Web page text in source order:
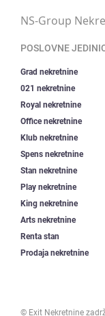
NS-Group
POSLOVNE
Grad nekretnine
021 nekretnine
Royal nekretnine
Office nekretnine
Klub nekretnine
Spens nekretnine
Stan nekretnine
Play nekretnine
King nekretnine
Arts nekretnine
Renta stan
Prodaja nekretnine
© Exit Nekretnine